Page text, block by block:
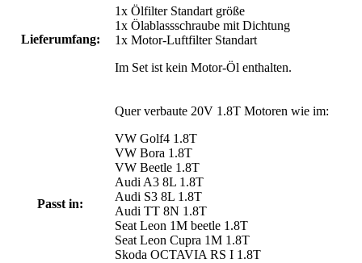
Lieferumfang:
1x Ölfilter Standart größe
1x Ölablassschraube mit Dichtung
1x Motor-Luftfilter Standart
Im Set ist kein Motor-Öl enthalten.
Passt in:
Quer verbaute 20V 1.8T Motoren wie im:
VW Golf4 1.8T
VW Bora 1.8T
VW Beetle 1.8T
Audi A3 8L 1.8T
Audi S3 8L 1.8T
Audi TT 8N 1.8T
Seat Leon 1M beetle 1.8T
Seat Leon Cupra 1M 1.8T
Skoda OCTAVIA RS I 1.8T